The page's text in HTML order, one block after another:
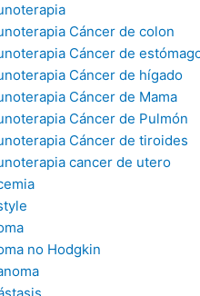
Cáncer de colon
Cáncer de
Cáncer de hígado
Cáncer de Mama
Cáncer de Pulmón
Cáncer de tiroides
cancer de utero
no Hodgkin